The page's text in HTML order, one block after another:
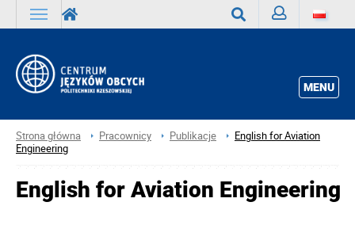
MENU
Strona główna Pracownicy Publikacje
English for Aviation
Engineering
English for Aviation Engineering